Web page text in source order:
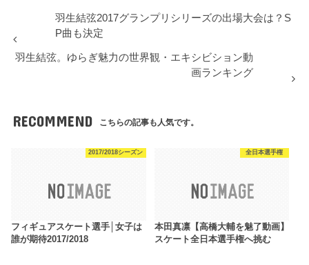
羽生結弦2017グランプリシリーズの出場大会は？S
P曲も決定
羽生結弦。ゆらぎ魅力の世界観・エキシビション動
画ランキング
RECOMMEND こちらの記事も人気です。
2017/2018シーズン
フィギュアスケート選手│女子は
誰が期待2017/2018
全日本選手権
本田真凛【高橋大輔を魅了動画】
スケート全日本選手権へ挑む